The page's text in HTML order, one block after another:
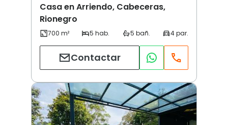
Casa en Arriendo, Cabeceras,
Rionegro
Contactar